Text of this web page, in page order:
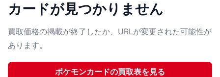
カードが見つかりません
買取価格の掲載が終了したか、URLが変更された可能性が
あります。
ポケモンカードの買取表を見る